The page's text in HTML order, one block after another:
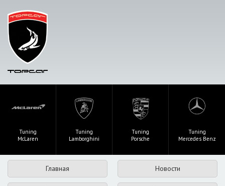
Tuning
McLaren
Tuning
Lamborghini
Tuning
Porsche
Tuning
Mercedes Benz
Главная Новости